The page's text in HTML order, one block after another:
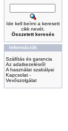
Ide kell beírni a keresett
cikk nevét.
Összetett keresés
Információk
Szállítás és garancia
Az adatkezelésről
A használat szabályai
Kapcsolat -
Vevőszolgálat